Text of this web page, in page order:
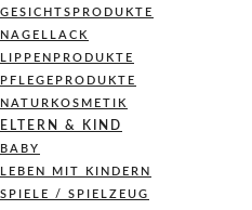
GESICHTSPRODUKTE
NAGELLACK
LIPPENPRODUKTE
PFLEGEPRODUKTE
NATURKOSMETIK
ELTERN & KIND
BABY
LEBEN MIT KINDERN
SPIELE / SPIELZEUG